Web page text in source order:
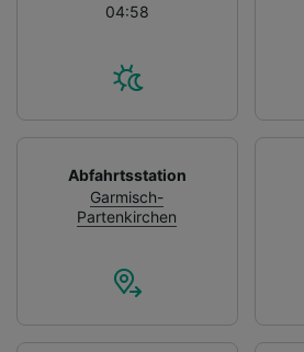
04:58
Abfahrtsstation
Garmisch-
Partenkirchen